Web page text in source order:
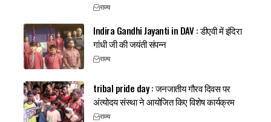
राज्य
Indira Gandhi Jayanti in DAV : डीएवी में इंदिरा
गांधी जी की जयंती संपन्न
राज्य
tribal pride day : जनजातीय गौरव दिवस पर
अंत्योदय संस्था ने आयोजित किए विशेष कार्यक्रम
राज्य